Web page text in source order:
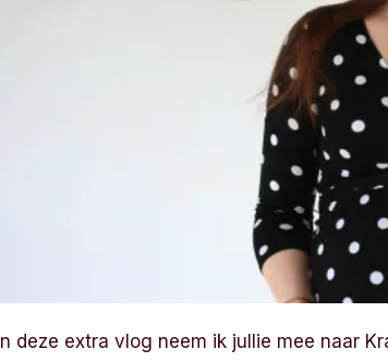
In deze extra vlog neem ik jullie mee naar